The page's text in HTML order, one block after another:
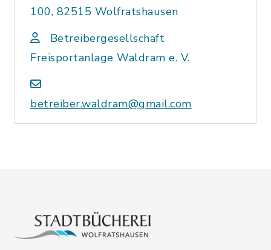
100, 82515 Wolfratshausen
Betreibergesellschaft
Freisportanlage Waldram e. V.
betreiber.waldram@gmail.com